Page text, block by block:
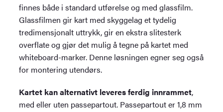
finnes både i standard utførelse og med glassfilm.
Glassfilmen gir kart med skyggelag et tydelig
tredimensjonalt uttrykk, gir en ekstra slitesterk
overflate og gjør det mulig å tegne på kartet med
whiteboard-marker. Denne løsningen egner seg også
for montering utendørs.
Kartet kan alternativt leveres ferdig innrammet,
med eller uten passepartout. Passepartout er 1,8 mm